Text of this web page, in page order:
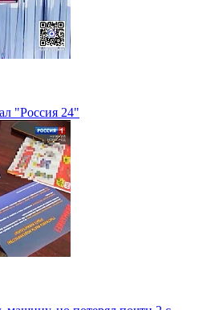
"Россия 24"